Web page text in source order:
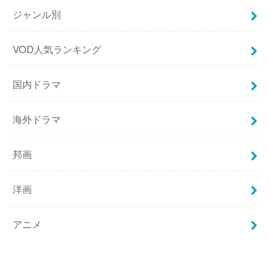
ジャンル別
VOD人気ランキング
国内ドラマ
海外ドラマ
邦画
洋画
アニメ